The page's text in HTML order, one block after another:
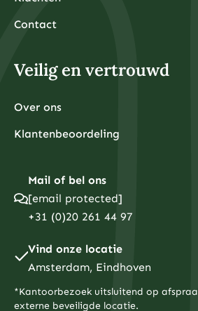
Contact
Veilig en vertrouwd
Over ons
Klantenbeoordeling
Mail of bel ons
[email protected]
+31 (0)20 261 44 97
Vind onze locatie
Amsterdam, Eindhoven
*Kantoorbezoek uitsluitend op
externe beveiligde locatie.